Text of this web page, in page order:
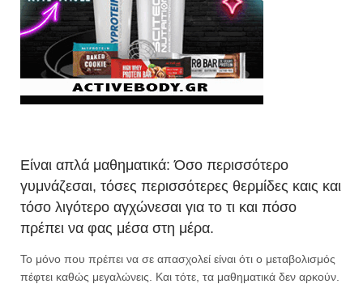
Είναι απλά μαθηματικά: Όσο περισσότερο
γυμνάζεσαι, τόσες περισσότερες θερμίδες καις και
τόσο λιγότερο αγχώνεσαι για το τι και πόσο
πρέπει να φας μέσα στη μέρα.
Το μόνο που πρέπει να σε απασχολεί είναι ότι ο μεταβολισμός
πέφτει καθώς μεγαλώνεις. Και τότε, τα μαθηματικά δεν αρκούν.